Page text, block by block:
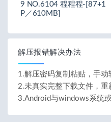
9 NO.6104 程程程-[87+1
P／610MB]
解压报错解决办法
1.解压密码复制粘贴，手动
2.未真实完整下载文件，重
3.Android与windows系统